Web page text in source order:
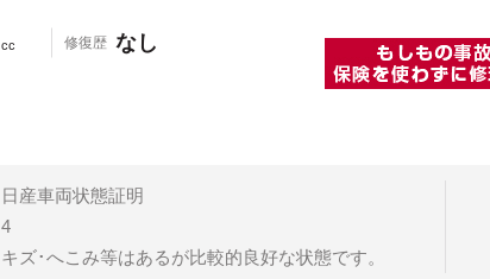
cc 修復歴 なし
日産車両状態証明
4
キズ･へこみ等はあるが比較的良好な状態です。